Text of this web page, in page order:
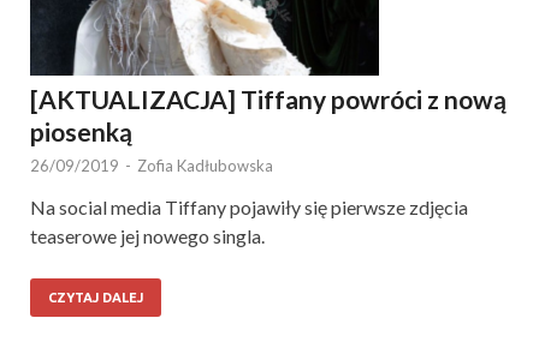
[AKTUALIZACJA] Tiffany powróci z nową
piosenką
26/09/2019 - Zofia Kadłubowska
Na social media Tiffany pojawiły się pierwsze zdjęcia
teaserowe jej nowego singla.
CZYTAJ DALEJ